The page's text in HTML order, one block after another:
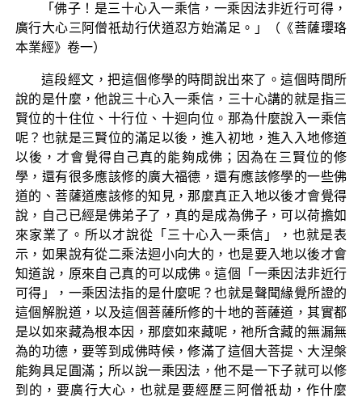
「佛子！是三十心入一乘信，一乘因法非近行可得，
廣行大心三阿僧祇劫行伏道忍方始滿足。」（《菩薩瓔珞
本業經》卷一）
這段經文，把這個修學的時間說出來了。這個時間所
說的是什麼，他說三十心入一乘信，三十心講的就是指三
賢位的十住位、十行位、十迴向位。那為什麼說入一乘信
呢？也就是三賢位的滿足以後，進入初地，進入入地修道
以後，才會覺得自己真的能夠成佛；因為在三賢位的修
學，還有很多應該修的廣大福德，還有應該修學的一些佛
道的、菩薩道應該修的知見，那麼真正入地以後才會覺得
說，自己已經是佛弟子了，真的是成為佛子，可以荷擔如
來家業了。所以才說從「三十心入一乘信」，也就是表
示，如果說有從二乘法迴小向大的，也是要入地以後才會
知道說，原來自己真的可以成佛。這個「一乘因法非近行
可得」，一乘因法指的是什麼呢？也就是聲聞緣覺所證的
這個解脫道，以及這個菩薩所修的十地的菩薩道，其實都
是以如來藏為根本因，那麼如來藏呢，祂所含藏的無漏無
為的功德，要等到成佛時候，修滿了這個大菩提、大涅槃
能夠具足圓滿；所以說一乘因法，他不是一下子就可以修
到的，要廣行大心，也就是要經歷三阿僧祇劫，作什麼